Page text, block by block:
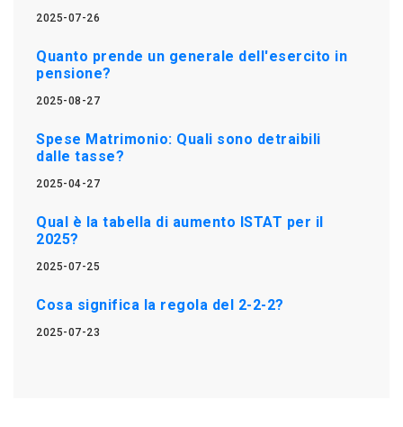
2025-07-26
Quanto prende un generale dell'esercito in
pensione?
2025-08-27
Spese Matrimonio: Quali sono detraibili
dalle tasse?
2025-04-27
Qual è la tabella di aumento ISTAT per il
2025?
2025-07-25
Cosa significa la regola del 2-2-2?
2025-07-23